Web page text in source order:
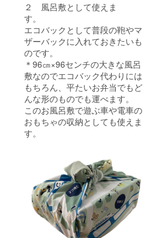
２ 風呂敷として使えま
す。
エコバックとして普段の鞄やマ
ザーバックに入れておきたいも
のです。
＊96㎝×96センチの大きな風呂
敷なのでエコバック代わりには
もちろん、平たいお弁当でもど
んな形のものでも運べます。
このお風呂敷で遊ぶ車や電車の
おもちゃの収納としても使えま
す。